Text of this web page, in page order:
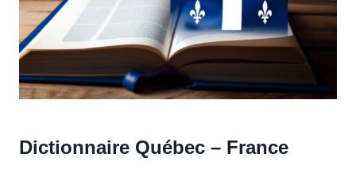
Dictionnaire Québec – France